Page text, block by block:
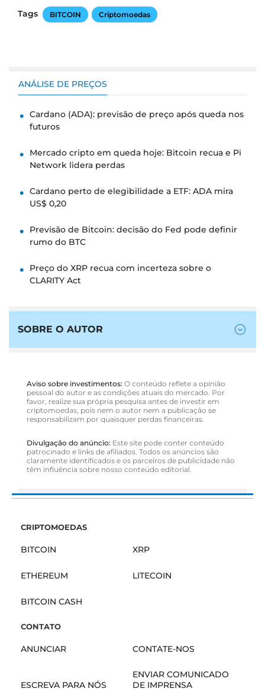
Tags BITCOIN Criptomoedas
ANÁLISE DE PREÇOS
Cardano (ADA): previsão de preço após queda nos
futuros
Mercado cripto em queda hoje: Bitcoin recua e Pi
Network lidera perdas
Cardano perto de elegibilidade a ETF: ADA mira
US$ 0,20
Previsão de Bitcoin: decisão do Fed pode definir
rumo do BTC
Preço do XRP recua com incerteza sobre o
CLARITY Act
SOBRE O AUTOR
Aviso sobre investimentos: O conteúdo reflete a opinião
pessoal do autor e as condições atuais do mercado. Por
favor, realize sua própria pesquisa antes de investir em
criptomoedas, pois nem o autor nem a publicação se
responsabilizam por quaisquer perdas financeiras.
Divulgação do anúncio: Este site pode conter conteúdo
patrocinado e links de afiliados. Todos os anúncios são
claramente identificados e os parceiros de publicidade não
têm influência sobre nosso conteúdo editorial.
CRIPTOMOEDAS
BITCOIN XRP
ETHEREUM LITECOIN
BITCOIN CASH
CONTATO
ANUNCIAR CONTATE-NOS
ESCREVA PARA NÓS
ENVIAR COMUNICADO
DE IMPRENSA